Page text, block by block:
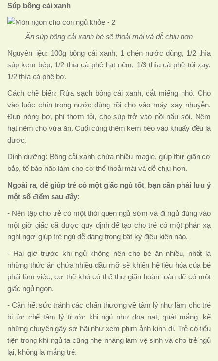
Súp bông cải xanh
Ăn súp bông cải xanh bé sẽ thoải mái và dễ chịu hơn
Nguyên liệu: 100g bông cải xanh, 1 chén nước dùng, 1/2 thìa
súp kem bép, 1/2 thìa cà phê hạt nêm, 1/3 thìa cà phê tỏi xay,
1/2 thìa cà phê bơ.
Cách chế biến: Rửa sạch bông cải xanh, cắt miếng nhỏ. Cho
vào luộc chín trong nước dùng rồi cho vào máy xay nhuyễn.
Đun nóng bơ, phi thơm tỏi, cho súp trở vào nồi nấu sôi. Nêm
hạt nêm cho vừa ăn. Cuối cùng thêm kem béo vào khuấy đều là
được.
Dinh dưỡng: Bông cải xanh chứa nhiều magie, giúp thư giãn cơ
bắp, tế bào não làm cho cơ thể thoải mái và dễ chịu hơn.
Ngoài ra, để giúp trẻ có một giấc ngủ tốt, bạn cần phải lưu ý
một số điểm sau đây:
- Nên tập cho trẻ có một thói quen ngủ sớm và đi ngủ đúng vào
một giờ giấc đã được quy định để tạo cho trẻ có một phản xạ
nghỉ ngơi giúp trẻ ngủ dễ dàng trong bất kỳ điều kiện nào.
- Hai giờ trước khi ngủ không nên cho bé ăn nhiều, nhất là
những thức ăn chứa nhiều dầu mỡ sẽ khiến hệ tiêu hóa của bé
phải làm việc, cơ thể khó có thể thư giãn hoàn toàn để có một
giấc ngủ ngon.
- Cần hết sức tránh các chấn thương về tâm lý như làm cho trẻ
bị ức chế tâm lý trước khi ngủ như doạ nạt, quát mắng, kể
những chuyện gây sợ hãi như xem phim ảnh kinh dị. Trẻ có tiểu
tiện trong khi ngủ ta cũng nhẹ nhàng làm vệ sinh và cho trẻ ngủ
lại, không la mắng trẻ.